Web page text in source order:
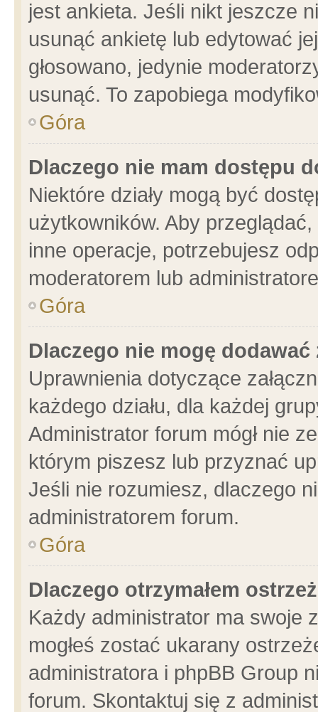
jest ankieta. Jeśli nikt jeszcze
usunąć ankietę lub edytować
głosowano, jedynie
usunąć. To zapobiega
Góra
Dlaczego nie mam dostępu
Niektóre działy mogą być
użytkowników. Aby
inne operacje, potrzebujesz
moderatorem lub
Góra
Dlaczego nie mogę dodawać
Uprawnienia dotyczące
każdego działu, dla każdej
Administrator forum mógł nie
którym piszesz lub przyznać
Jeśli nie rozumiesz, dlaczego
administratorem forum.
Góra
Dlaczego otrzymałem
Każdy administrator ma swoje
mogłeś zostać ukarany
administratora i phpBB Group
forum. Skontaktuj się z